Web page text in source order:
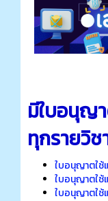
มีใบอนุญ
ทุกรายวิช
ใบอนุญาตใช้
ใบอนุญาตใช้
ใบอนุญาตใช้